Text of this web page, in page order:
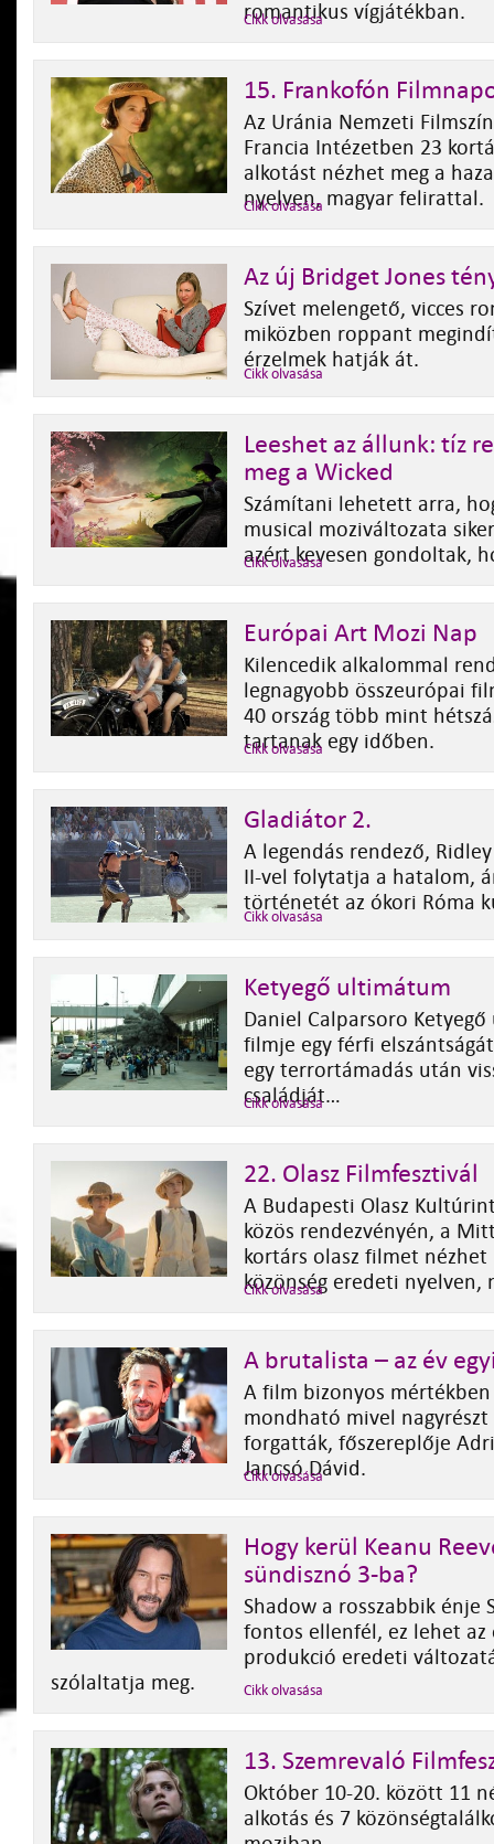
romantikus vígjátékban.
Cikk olvasása
15. Frankofón
Az Uránia Nemzeti
Francia Intézetben 23
alkotást nézhet meg a
nyelven, magyar felirattal.
Cikk olvasása
Az új Bridget Jones
Szívet melengető, vicces
miközben roppant
érzelmek hatják át.
Cikk olvasása
Leeshet az állunk: tíz
meg a Wicked
Számítani lehetett arra,
musical moziváltozata
azért kevesen gondoltak,
Cikk olvasása
Európai Art Mozi Nap
Kilencedik alkalommal
legnagyobb összeurópai
40 ország több mint
tartanak egy időben.
Cikk olvasása
Gladiátor 2.
A legendás rendező,
II-vel folytatja a hatalom,
történetét az ókori Róma
Cikk olvasása
Ketyegő ultimátum
Daniel Calparsoro
filmje egy férfi
egy terrortámadás után
családját…
Cikk olvasása
22. Olasz Filmfesztivál
A Budapesti Olasz
közös rendezvényén, a
kortárs olasz filmet nézhet
közönség eredeti nyelven,
Cikk olvasása
A brutalista – az év
A film bizonyos
mondható mivel nagyrészt
forgatták, főszereplője
Jancsó Dávid.
Cikk olvasása
Hogy kerül Keanu
sündisznó 3-ba?
Shadow a rosszabbik énje
fontos ellenfél, ez lehet az
produkció eredeti
szólaltatja meg.
Cikk olvasása
13. Szemrevaló
Október 10-20. között 11
alkotás és 7